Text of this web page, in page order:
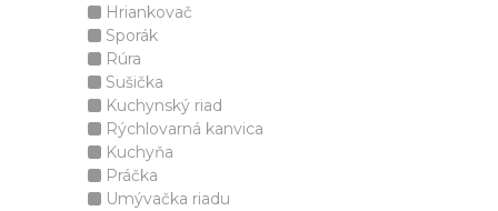
Hriankovač
Sporák
Rúra
Sušička
Kuchynský riad
Rýchlovarná kanvica
Kuchyňa
Práčka
Umývačka riadu